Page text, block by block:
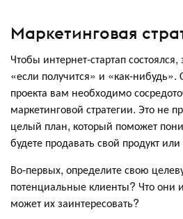
Маркетинговая
Чтобы интернет-стартап
«если получится» и «как-
проекта вам необходимо
маркетинговой стратегии. Это не
целый план, который поможет
будете продавать свой продукт или
Во-первых, определите свою
потенциальные клиенты? Что они
может их заинтересовать?